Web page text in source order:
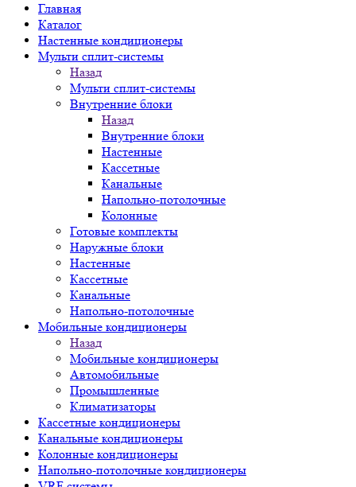
Главная
Каталог
Настенные кондиционеры
Мульти сплит-системы
Назад
Мульти сплит-системы
Внутренние блоки
Назад
Внутренние блоки
Настенные
Кассетные
Канальные
Напольно-потолочные
Колонные
Готовые комплекты
Наружные блоки
Настенные
Кассетные
Канальные
Напольно-потолочные
Мобильные кондиционеры
Назад
Мобильные кондиционеры
Автомобильные
Промышленные
Климатизаторы
Кассетные кондиционеры
Канальные кондиционеры
Колонные кондиционеры
Напольно-потолочные кондиционеры